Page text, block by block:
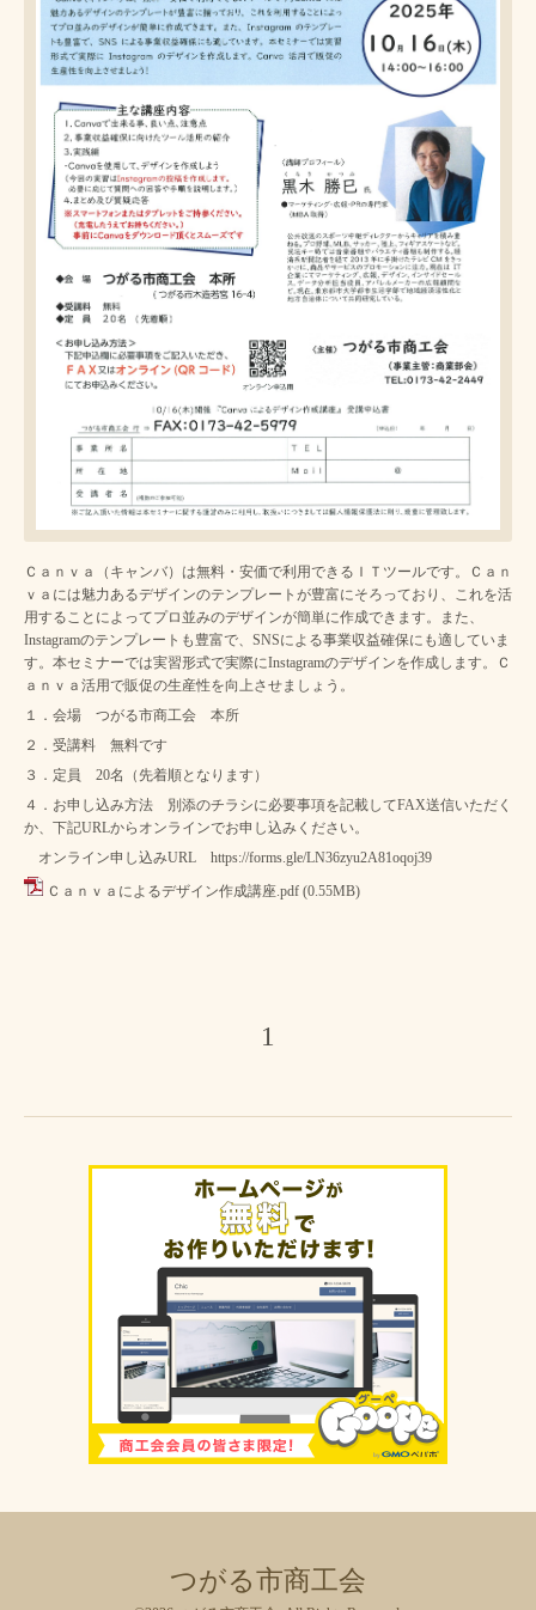
Ｃａｎｖａ（キャンバ）は無料・安価で利用できるＩＴツールです。Ｃａｎ
ｖａには魅力あるデザインのテンプレートが豊富にそろっており、これを活
用することによってプロ並みのデザインが簡単に作成できます。また、
Instagramのテンプレートも豊富で、SNSによる事業収益確保にも適していま
す。本セミナーでは実習形式で実際にInstagramのデザインを作成します。Ｃ
ａｎｖａ活用で販促の生産性を向上させましょう。
１．会場 つがる市商工会 本所
２．受講料 無料です
３．定員 20名（先着順となります）
４．お申し込み方法 別添のチラシに必要事項を記載してFAX送信いただく
か、下記URLからオンラインでお申し込みください。
オンライン申し込みURL https://forms.gle/LN36zyu2A81oqoj39
Ｃａｎｖａによるデザイン作成講座.pdf (0.55MB)
1
つがる市商工会